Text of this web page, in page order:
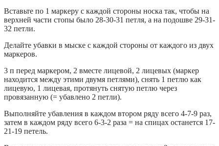
Вставьте по 1 маркеру с каждой стороны носка так, чтобы на
верхней части стопы было 28-30-31 петля, а на подошве 29-31-
32 петли.
Делайте убавки в мыске с каждой стороны от каждого из двух
маркеров.
3 п перед маркером, 2 вместе лицевой, 2 лицевых (маркер
находится между этими двумя петлями), снять 1 петлю как
лицевую, 1 лицевая, протянуть снятую петлю через
провязанную (= убавлено 2 петли).
Выполняйте убавления в каждом втором ряду всего 4-7-9 раз,
затем в каждом ряду всего 6-3-2 раза = на спицах останется 17-
21-19 петель.